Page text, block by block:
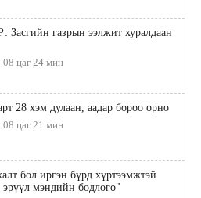
газрын ээлжит хуралдаан
08 цаг 24 мин
28 хэм дулаан, аадар бороо орно
08 цаг 21 мин
бол иргэн бүрд хүртээмжтэй
мэндийн бодлого"